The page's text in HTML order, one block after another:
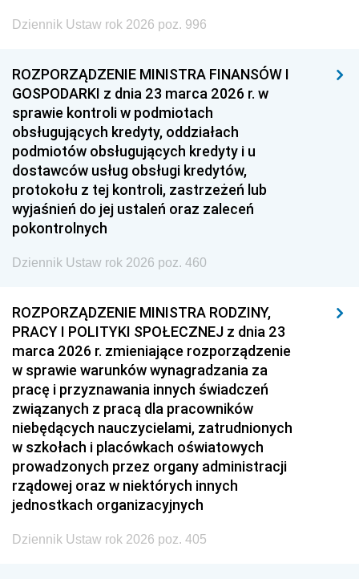
Dziennik Ustaw rok 2026 poz. 996
ROZPORZĄDZENIE MINISTRA FINANSÓW I
GOSPODARKI z dnia 23 marca 2026 r. w
sprawie kontroli w podmiotach
obsługujących kredyty, oddziałach
podmiotów obsługujących kredyty i u
dostawców usług obsługi kredytów,
protokołu z tej kontroli, zastrzeżeń lub
wyjaśnień do jej ustaleń oraz zaleceń
pokontrolnych
Dziennik Ustaw rok 2026 poz. 460
ROZPORZĄDZENIE MINISTRA RODZINY,
PRACY I POLITYKI SPOŁECZNEJ z dnia 23
marca 2026 r. zmieniające rozporządzenie
w sprawie warunków wynagradzania za
pracę i przyznawania innych świadczeń
związanych z pracą dla pracowników
niebędących nauczycielami, zatrudnionych
w szkołach i placówkach oświatowych
prowadzonych przez organy administracji
rządowej oraz w niektórych innych
jednostkach organizacyjnych
Dziennik Ustaw rok 2026 poz. 405